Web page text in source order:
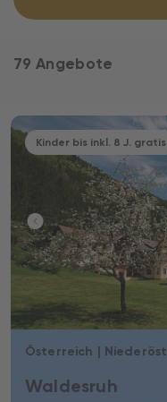
79 Angebote
Kinder bis inkl. 8 J. gratis
Waldesruh